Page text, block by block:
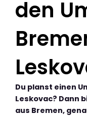
den
Du planst einen
Leskovac? Dann
aus Bremen,